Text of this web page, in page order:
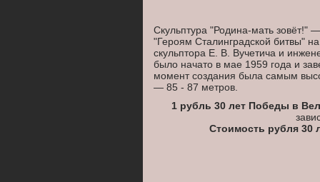
Скульптура "Родина-мать зовёт!"
"Героям Сталинградской битвы"
скульптора Е. В. Вучетича и
было начато в мае 1959 года и
момент создания была самым
— 85 - 87 метров.
1 рубль 30 лет Победы в
Стоимость рубля 30